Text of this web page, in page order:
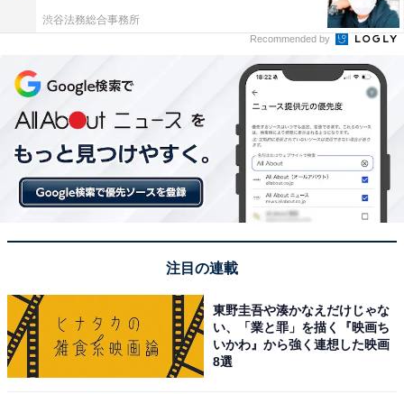
渋谷法務総合事務所
Recommended by
注目の連載
東野圭吾や湊かなえだけじゃな
い、「業と罪」を描く『映画ち
いかわ』から強く連想した映画
8選